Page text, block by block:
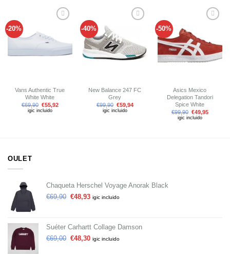
-20%
lista de
Vans Authentic True
White White
€69,90 €55,92
igic incluido
-40%
lista de
deseos
New Balance 247 FC
Grey
€99,90 €59,94
igic incluido
-50%
lista de
Asics Mexico
Delegation Tandori
Spice White
€99,90 €49,95
igic incluido
OULET
Chaqueta Herschel Voyage Anorak Black
€69,90 €48,93 igic incluido
Suéter Carhartt Collage Damson
€69,00 €48,30 igic incluido